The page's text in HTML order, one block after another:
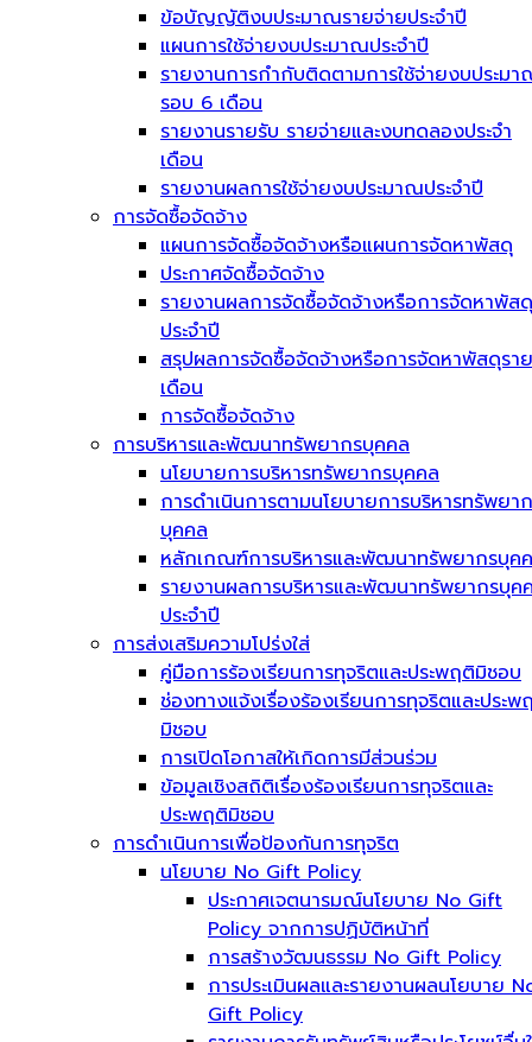
ข้อบัญญัติงบประมาณรายจ่ายประจำปี
แผนการใช้จ่ายงบประมาณประจำปี
รายงานการกำกับติดตามการใช้จ่ายงบประม
รอบ 6 เดือน
รายงานรายรับ รายจ่ายและงบทดลองประจำ
เดือน
รายงานผลการใช้จ่ายงบประมาณประจำปี
การจัดซื้อจัดจ้าง
แผนการจัดซื้อจัดจ้างหรือแผนการจัดหาพัสดุ
ประกาศจัดซื้อจัดจ้าง
รายงานผลการจัดซื้อจัดจ้างหรือการจัดหาพัสดุ
ประจำปี
สรุปผลการจัดซื้อจัดจ้างหรือการจัดหาพัสดุราย
เดือน
การจัดซื้อจัดจ้าง
การบริหารและพัฒนาทรัพยากรบุคคล
นโยบายการบริหารทรัพยากรบุคคล
การดำเนินการตามนโยบายการบริหารทรัพยา
บุคคล
หลักเกณฑ์การบริหารและพัฒนาทรัพยากรบุค
รายงานผลการบริหารและพัฒนาทรัพยากรบุค
ประจำปี
การส่งเสริมความโปร่งใส่
คู่มือการร้องเรียนการทุจริตและประพฤติมิชอบ
ช่องทางแจ้งเรื่องร้องเรียนการทุจริตและประพ
มิชอบ
การเปิดโอกาสให้เกิดการมีส่วนร่วม
ข้อมูลเชิงสถิติเรื่องร้องเรียนการทุจริตและ
ประพฤติมิชอบ
การดำเนินการเพื่อป้องกันการทุจริต
นโยบาย No Gift Policy
ประกาศเจตนารมณ์นโยบาย No Gift
Policy จากการปฏิบัติหน้าที่
การสร้างวัฒนธรรม No Gift Policy
การประเมินผลและรายงานผลนโยบาย
Gift Policy